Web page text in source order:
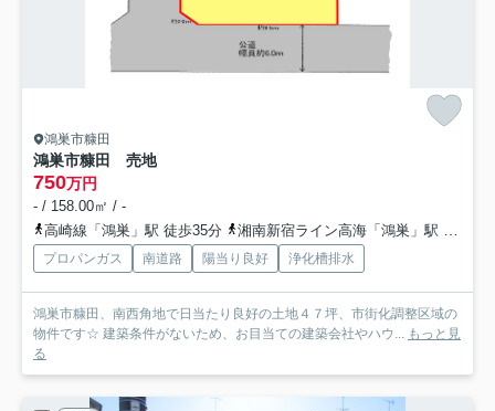
鴻巣市糠田
鴻巣市糠田 売地
750万円
- / 158.00㎡ / -
高崎線「鴻巣」駅 徒歩35分
湘南新宿ライン高海「鴻巣」駅 徒歩35分
プロパンガス 南道路 陽当り良好 浄化槽排水
鴻巣市糠田、南西角地で日当たり良好の土地４７坪、市街化調整区域の
物件です☆ 建築条件がないため、お目当ての建築会社やハウ... もっと見
る